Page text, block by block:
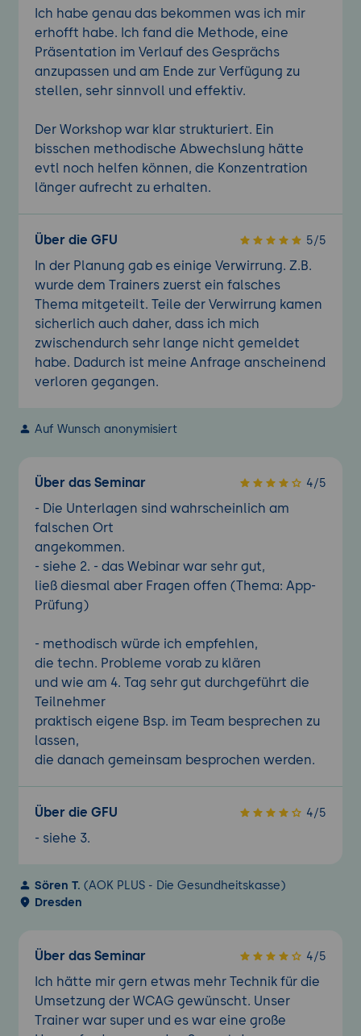
Ich habe genau das bekommen was ich mir
erhofft habe. Ich fand die Methode, eine
Präsentation im Verlauf des Gesprächs
anzupassen und am Ende zur Verfügung zu
stellen, sehr sinnvoll und effektiv.
Der Workshop war klar strukturiert. Ein
bisschen methodische Abwechslung hätte
evtl noch helfen können, die Konzentration
länger aufrecht zu erhalten.
Über die GFU 5/5
In der Planung gab es einige Verwirrung. Z.B.
wurde dem Trainers zuerst ein falsches
Thema mitgeteilt. Teile der Verwirrung kamen
sicherlich auch daher, dass ich mich
zwischendurch sehr lange nicht gemeldet
habe. Dadurch ist meine Anfrage anscheinend
verloren gegangen.
Auf Wunsch anonymisiert
Über das Seminar 4/5
- Die Unterlagen sind wahrscheinlich am
falschen Ort
angekommen.
- siehe 2. - das Webinar war sehr gut,
ließ diesmal aber Fragen offen (Thema: App-
Prüfung)
- methodisch würde ich empfehlen,
die techn. Probleme vorab zu klären
und wie am 4. Tag sehr gut durchgeführt die
Teilnehmer
praktisch eigene Bsp. im Team besprechen zu
lassen,
die danach gemeinsam besprochen werden.
Über die GFU 4/5
- siehe 3.
Sören T. (AOK PLUS - Die Gesundheitskasse)
Dresden
Über das Seminar 4/5
Ich hätte mir gern etwas mehr Technik für die
Umsetzung der WCAG gewünscht. Unser
Trainer war super und es war eine große